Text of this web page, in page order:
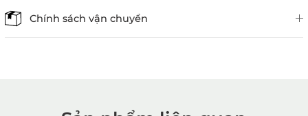
Chính sách vận chuyển